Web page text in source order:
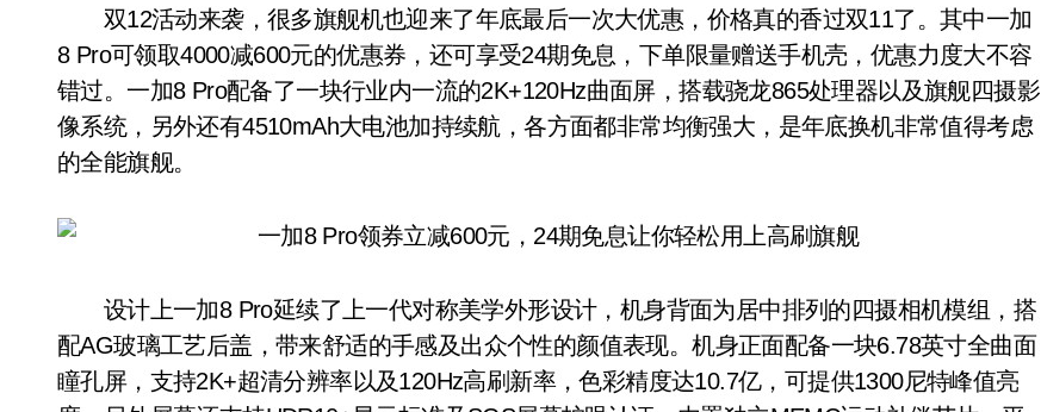
双12活动来袭，很多旗舰机也迎来了年底最后一次大优惠，价格真的香过双11了。其中一加
8 Pro可领取4000减600元的优惠券，还可享受24期免息，下单限量赠送手机壳，优惠力度大不容
错过。一加8 Pro配备了一块行业内一流的2K+120Hz曲面屏，搭载骁龙865处理器以及旗舰四摄影
像系统，另外还有4510mAh大电池加持续航，各方面都非常均衡强大，是年底换机非常值得考虑
的全能旗舰。
设计上一加8 Pro延续了上一代对称美学外形设计，机身背面为居中排列的四摄相机模组，搭
配AG玻璃工艺后盖，带来舒适的手感及出众个性的颜值表现。机身正面配备一块6.78英寸全曲面
瞳孔屏，支持2K+超清分辨率以及120Hz高刷新率，色彩精度达10.7亿，可提供1300尼特峰值亮